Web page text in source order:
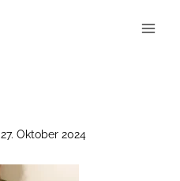
27. Oktober 2024